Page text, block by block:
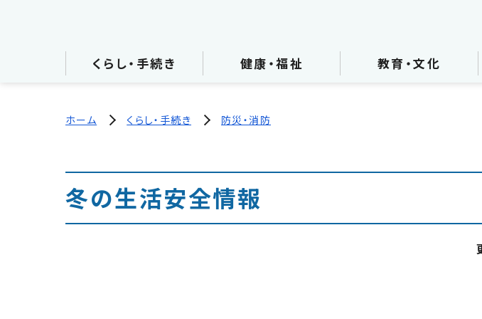
くらし・手続き 健康・福祉 教育・文化
ホーム くらし・手続き 防災・消防
冬の生活安全情報